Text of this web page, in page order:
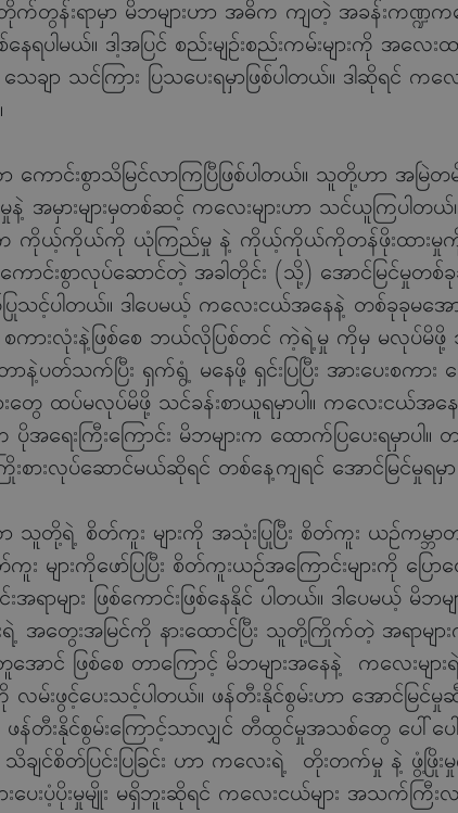
န်းရာမှာ မိဘများဟာ အဓိက ကျတဲ့ အခန်းကဏ္ဍကနေ
ရပါမယ်။ ဒါ့အပြင် စည်းမျဉ်းစည်းကမ်းများကို အလေးထ
ေချာ သင်ကြား ပြသပေးရမှာဖြစ်ပါတယ်။ ဒါဆိုရင် ကလ
င်းစွာသိမြင်လာကြပြီဖြစ်ပါတယ်။ သူတို့ဟာ အမြဲတမ်း မ
နဲ့ အမှားများမှတစ်ဆင့် ကလေးများဟာ သင်ယူကြပါ
ယ့်ကိုယ်ကို ယုံကြည်မှု နဲ့ ကိုယ့်ကိုယ်ကိုတန်ဖိုးထားမှုကို ဖွံ့
င်းစွာလုပ်ဆောင်တဲ့ အခါတိုင်း (သို့) အောင်မြင်မှုတစ်ခု
တ်ပြုသင့်ပါတယ်။ ဒါပေမယ့် ကလေးငယ်အနေနဲ့ တစ်ခုခုမ
ားလုံးနဲ့ဖြစ်စေ ဘယ်လိုပြစ်တင် ကဲ့ရဲ့မှု ကိုမှ မလုပ်မိဖို့
ပတ်သက်ပြီး ရှက်ရွံ့ မနေဖို့ ရှင်းပြပြီး အားပေးစကား
တွေ ထပ်မလုပ်မိဖို့ သင်ခန်းစာယူရမှာပါ။ ကလေးငယ်အ
ရေးကြီးကြောင်း မိဘများက ထောက်ပြပေးရမှာပ
စားလုပ်ဆောင်မယ်ဆိုရင် တစ်နေ့ကျရင် အောင်မြင်မှုရမှ
တို့ရဲ့ စိတ်ကူး များကို အသုံးပြုပြီး စိတ်ကူး ယဉ်ကမ္ဘ
ားကိုဖော်ပြပြီး စိတ်ကူးယဉ်အကြောင်းများကို ပြေ
ရာများ ဖြစ်ကောင်းဖြစ်နေနိုင် ပါတယ်။ ဒါပေမယ့်
းရဲ့ အတွေးအမြင်ကို နားထောင်ပြီး သူတို့ကြိုက်တဲ့ အရာမျ
င် ဖြစ်စေ တာကြောင့် မိဘများအနေနဲ့ ကလေးများ
ပေးသင့်ပါတယ်။ ဖန်တီးနိုင်စွမ်းဟာ အောင်မြင်မှုဆီ
ဖန်တီးနိုင်စွမ်းကြောင့်သာလျှင် တီထွင်မှုအသစ်တွေ ပေါ်ပ
ချင်စိတ်ပြင်းပြခြင်း ဟာ ကလေးရဲ့ တိုးတက်မှု နဲ့ ဖွံ့ဖ
ေးပံ့ပိုးမှုမျိုး မရှိဘူးဆိုရင် ကလေးငယ်များ အသက်ကြီ